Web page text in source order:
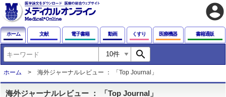
account_circle
ホーム 文献 電子書籍 動画 くすり 医療機器 書籍通販
search
ホーム 海外ジャーナルレビュー ： 「Top Journal」
海外ジャーナルレビュー ： 「Top Journal」